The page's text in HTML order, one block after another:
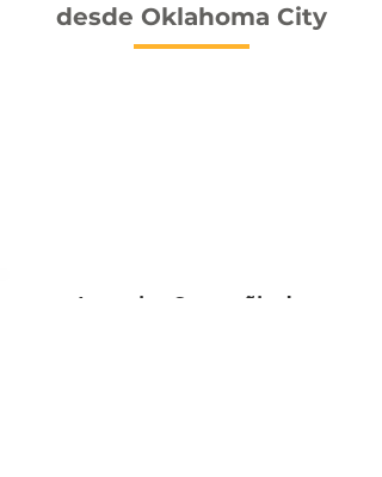
desde Oklahoma City
La mejor Compañia de